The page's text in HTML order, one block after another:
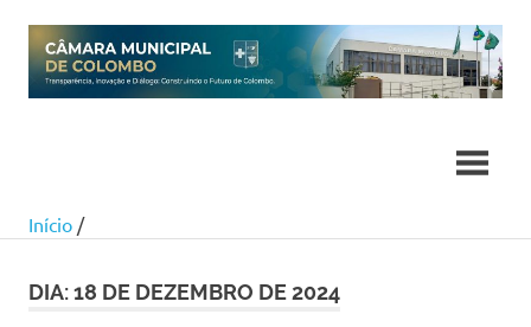
content
Início /
DIA:18 DE DEZEMBRO DE 2024